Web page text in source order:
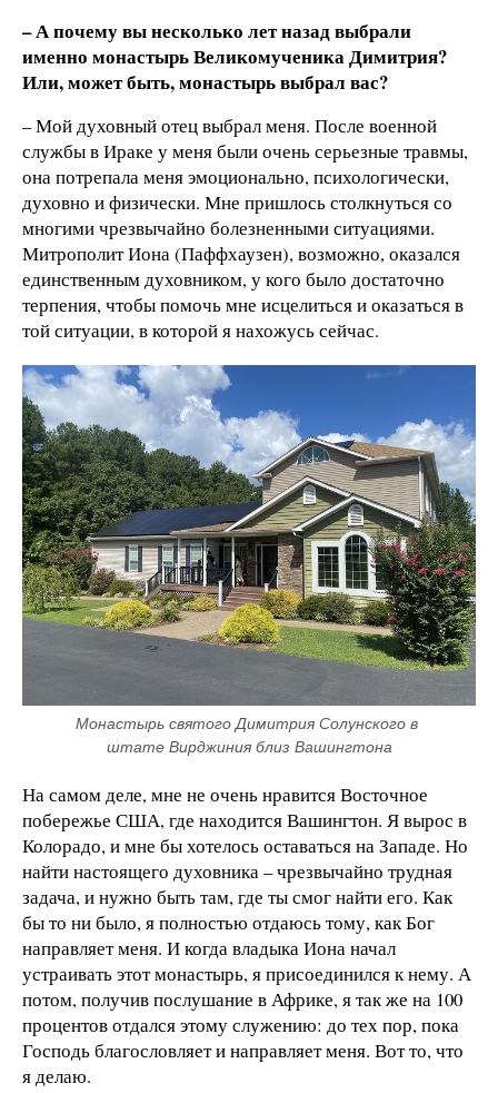
– А почему вы несколько лет назад выбрали
именно монастырь Великомученика Димитрия?
Или, может быть, монастырь выбрал вас?
– Мой духовный отец выбрал меня. После военной
службы в Ираке у меня были очень серьезные травмы,
она потрепала меня эмоционально, психологически,
духовно и физически. Мне пришлось столкнуться со
многими чрезвычайно болезненными ситуациями.
Митрополит Иона (Паффхаузен), возможно, оказался
единственным духовником, у кого было достаточно
терпения, чтобы помочь мне исцелиться и оказаться в
той ситуации, в которой я нахожусь сейчас.
Монастырь святого Димитрия Солунского в
штате Вирджиния близ Вашингтона
На самом деле, мне не очень нравится Восточное
побережье США, где находится Вашингтон. Я вырос в
Колорадо, и мне бы хотелось оставаться на Западе. Но
найти настоящего духовника – чрезвычайно трудная
задача, и нужно быть там, где ты смог найти его. Как
бы то ни было, я полностью отдаюсь тому, как Бог
направляет меня. И когда владыка Иона начал
устраивать этот монастырь, я присоединился к нему. А
потом, получив послушание в Африке, я так же на 100
процентов отдался этому служению: до тех пор, пока
Господь благословляет и направляет меня. Вот то, что
я делаю.